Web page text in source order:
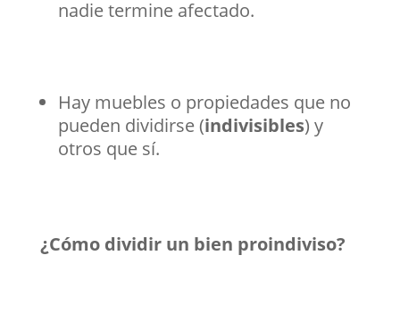
nadie termine afectado.
Hay muebles o propiedades que no
pueden dividirse (indivisibles) y
otros que sí.
¿Cómo dividir un bien proindiviso?